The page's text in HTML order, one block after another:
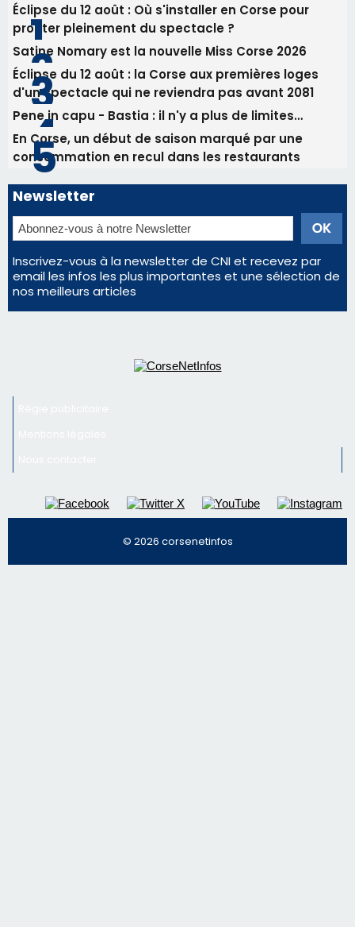
Éclipse du 12 août : Où s'installer en Corse pour
profiter pleinement du spectacle ?
Satine Nomary est la nouvelle Miss Corse 2026
Éclipse du 12 août : la Corse aux premières loges
d'un spectacle qui ne reviendra pas avant 2081
Pene in capu - Bastia : il n'y a plus de limites…
En Corse, un début de saison marqué par une
consommation en recul dans les restaurants
Newsletter
Inscrivez-vous à la newsletter de CNI et recevez par
email les infos les plus importantes et une sélection de
nos meilleurs articles
© 2026 corsenetinfos